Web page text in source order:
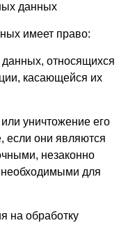
данных
имеет право:
относящихся
касающейся их
уничтожение его
если они являются
незаконно
для
на обработку